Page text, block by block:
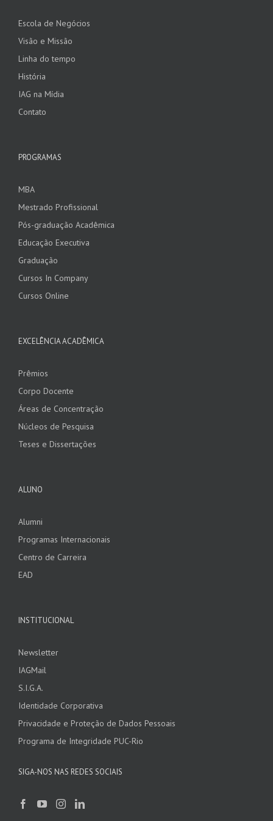
Escola de Negócios
Visão e Missão
Linha do tempo
História
IAG na Mídia
Contato
PROGRAMAS
MBA
Mestrado Profissional
Pós-graduação Acadêmica
Educação Executiva
Graduação
Cursos In Company
Cursos Online
EXCELÊNCIA ACADÊMICA
Prêmios
Corpo Docente
Áreas de Concentração
Núcleos de Pesquisa
Teses e Dissertações
ALUNO
Alumni
Programas Internacionais
Centro de Carreira
EAD
INSTITUCIONAL
Newsletter
IAGMail
S.I.G.A.
Identidade Corporativa
Privacidade e Proteção de Dados Pessoais
Programa de Integridade PUC-Rio
SIGA-NOS NAS REDES SOCIAIS